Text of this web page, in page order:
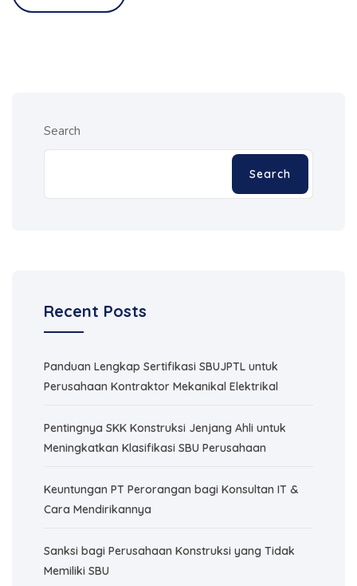
Search
Search
Recent Posts
Panduan Lengkap Sertifikasi SBUJPTL untuk
Perusahaan Kontraktor Mekanikal Elektrikal
Pentingnya SKK Konstruksi Jenjang Ahli untuk
Meningkatkan Klasifikasi SBU Perusahaan
Keuntungan PT Perorangan bagi Konsultan IT &
Cara Mendirikannya
Sanksi bagi Perusahaan Konstruksi yang Tidak
Memiliki SBU